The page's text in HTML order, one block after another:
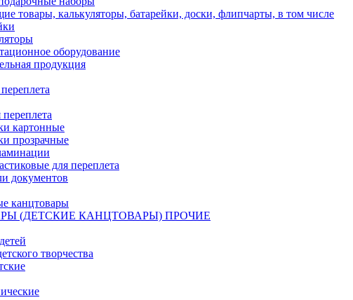
товары, калькуляторы, батарейки, доски, флипчарты, в том числе
оборудование
продукция
картонные
прозрачные
для переплета
документов
канцтовары
(ДЕТСКИЕ КАНЦТОВАРЫ) ПРОЧИЕ
творчества